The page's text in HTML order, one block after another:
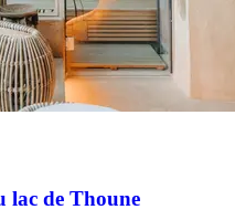
lac de Thoune